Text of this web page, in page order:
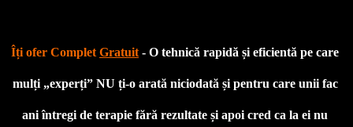
Îți ofer Complet Gratuit - O tehnică rapidă și eficientă pe care
mulți „experți” NU ți-o arată niciodată și pentru care unii fac
ani întregi de terapie fără rezultate și apoi cred ca la ei nu